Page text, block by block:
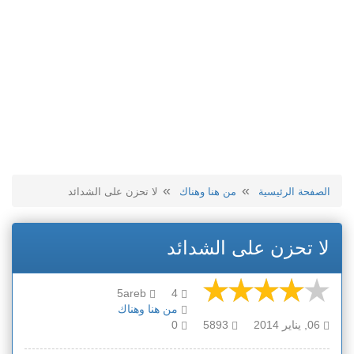
الصفحة الرئيسية من هنا وهناك لا تحزن على الشدائد
لا تحزن على الشدائد
4
من هنا وهناك